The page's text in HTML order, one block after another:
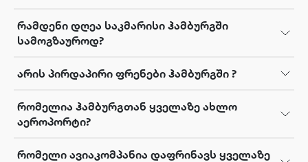
რამდენი დღეა საკმარისი ჰამბურგში
სამოგზაუროდ?
არის პირდაპირი ფრენები ჰამბურგში ?
რომელია ჰამბურგთან ყველაზე ახლო
აეროპორტი?
რომელი ავიაკომპანია დაფრინავს ყველაზე